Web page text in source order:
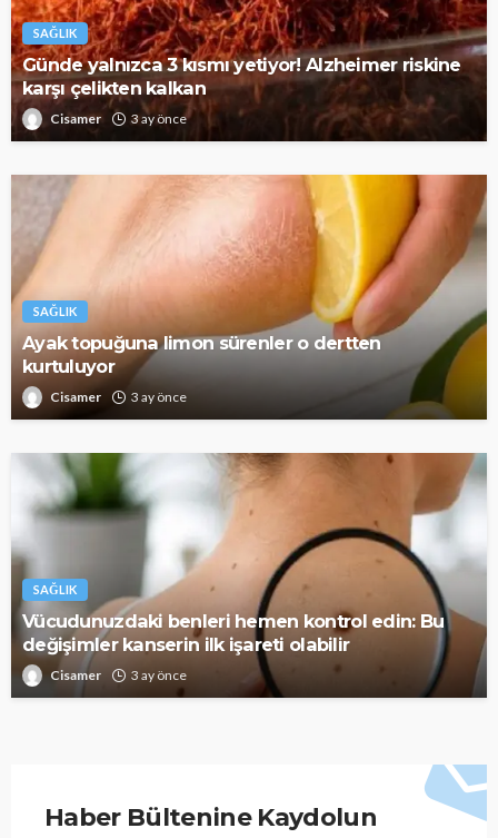
SAĞLIK
Günde yalnızca 3 kısmı yetiyor! Alzheimer riskine
karşı çelikten kalkan
Cisamer 3 ay önce
SAĞLIK
Ayak topuğuna limon sürenler o dertten
kurtuluyor
Cisamer 3 ay önce
SAĞLIK
Vücudunuzdaki benleri hemen kontrol edin: Bu
değişimler kanserin ilk işareti olabilir
Cisamer 3 ay önce
Haber Bültenine Kaydolun